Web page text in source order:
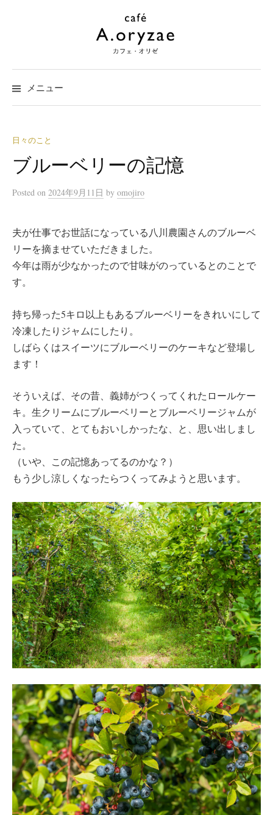
ツ
へ
ス
ッ
メニュー
日々のこと
ブルーベリーの記憶
Posted on 2024年9月11日 by omojiro
夫が仕事でお世話になっている八川農園さんのブルーベ
リーを摘ませていただきました。
今年は雨が少なかったので甘味がのっているとのことで
す。
持ち帰った5キロ以上もあるブルーベリーをきれいにして
冷凍したりジャムにしたり。
しばらくはスイーツにブルーベリーのケーキなど登場し
ます！
そういえば、その昔、義姉がつくってくれたロールケー
キ。生クリームにブルーベリーとブルーベリージャムが
入っていて、とてもおいしかったな、と、思い出しまし
た。
（いや、この記憶あってるのかな？）
もう少し涼しくなったらつくってみようと思います。